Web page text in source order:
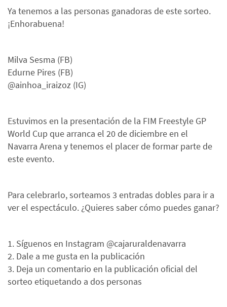
Ya tenemos a las personas ganadoras de este sorteo.
¡Enhorabuena!
Milva Sesma (FB)
Edurne Pires (FB)
@ainhoa_iraizoz (IG)
Estuvimos en la presentación de la FIM Freestyle GP
World Cup que arranca el 20 de diciembre en el
Navarra Arena y tenemos el placer de formar parte de
este evento.
Para celebrarlo, sorteamos 3 entradas dobles para ir a
ver el espectáculo. ¿Quieres saber cómo puedes ganar?
1. Síguenos en Instagram @cajaruraldenavarra
2. Dale a me gusta en la publicación
3. Deja un comentario en la publicación oficial del
sorteo etiquetando a dos personas